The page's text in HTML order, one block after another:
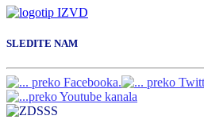
SLEDITE NAM